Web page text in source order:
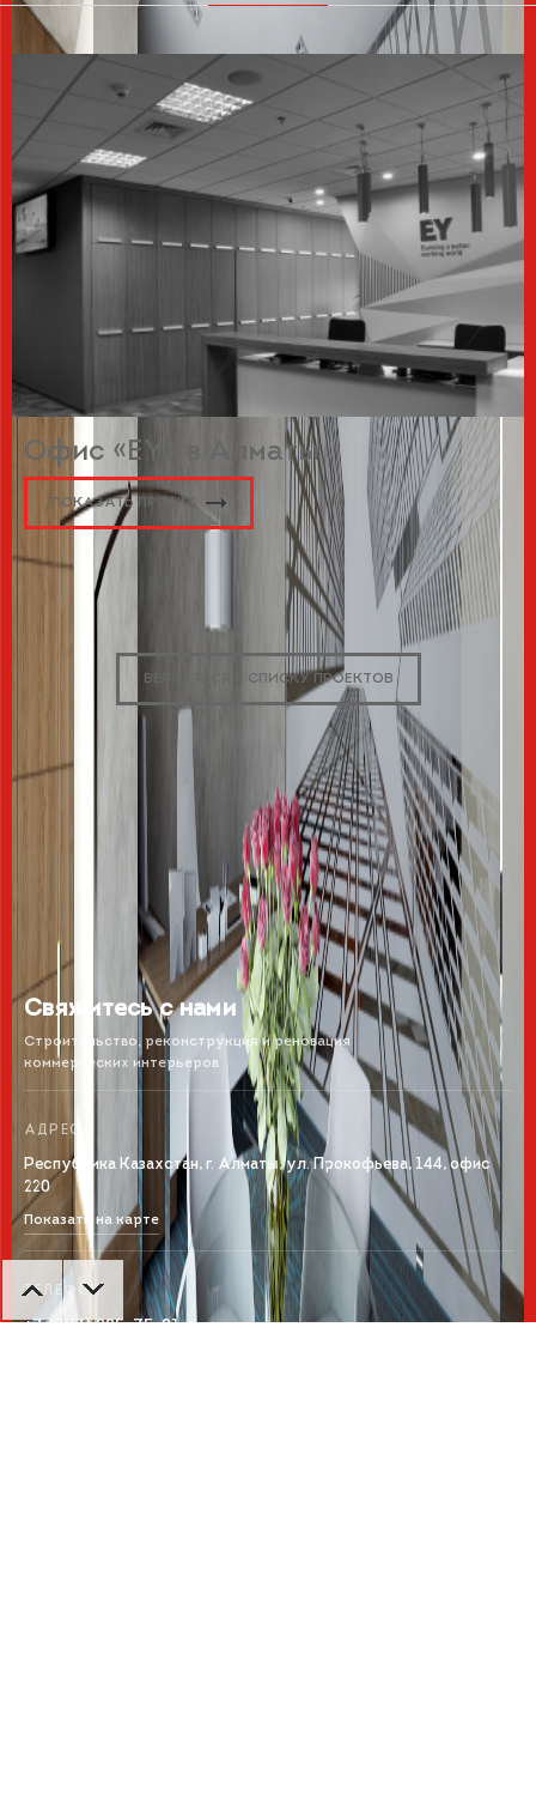
Офис «EY» в Алматы
ПОКАЗАТЬ ПРОЕКТ
ВЕРНУТЬСЯ К СПИСКУ ПРОЕКТОВ
Свяжитесь с нами
Строительство, реконструкция и реновация
коммерческих интерьеров
АДРЕС
Республика Казахстан, г. Алматы, ул. Прокофьева, 144, офис
220
Показать на карте
ТЕЛЕФОН
+7 (727) 225-75-21